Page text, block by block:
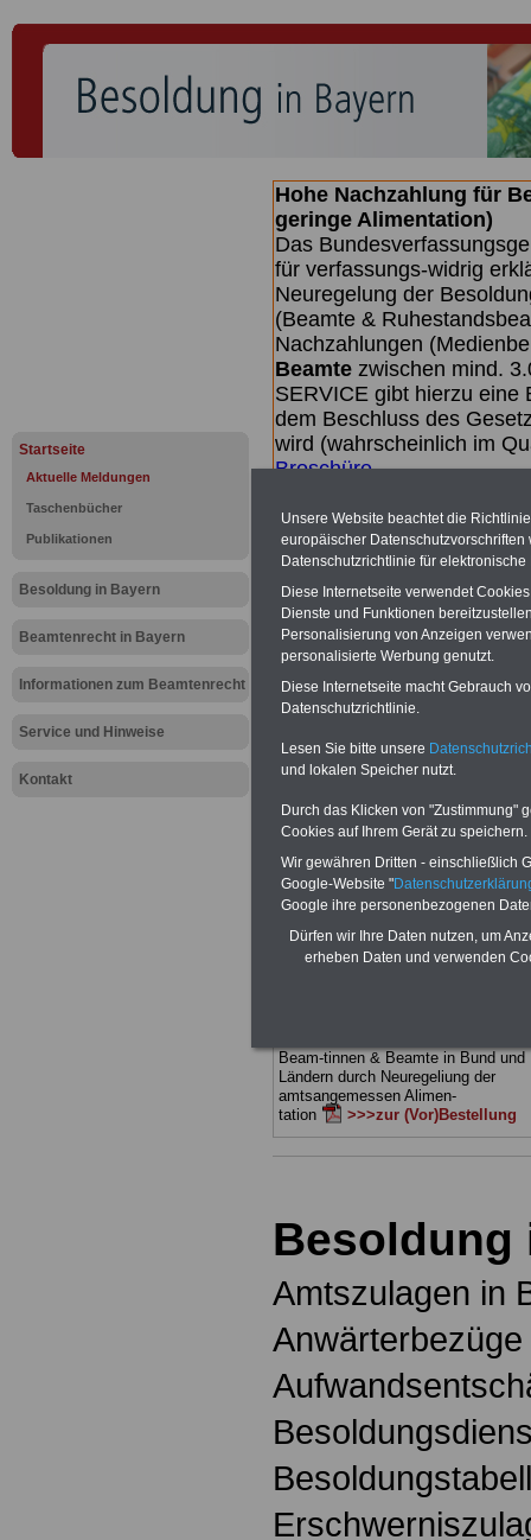
Startseite
Aktuelle Meldungen
Taschenbücher
Publikationen
Besoldung in Bayern
Beamtenrecht in Bayern
Informationen zum Beamtenrecht
Service und Hinweise
Kontakt
Hohe Nachzahlung für
geringe Alimentation)
Das
für verfassungs-widrig
Neuregelung der
(Beamte &
Nachzahlungen
Beamte zwischen mind.
SERVICE gibt hierzu eine
dem Beschluss des
wird (wahrscheinlich im
Broschüre.
Meldung
Neue
befristet
BEHÖRDEN-ABOmit drei
nur 25,00 Euro: Wissenswertes für
sorgungsrecht (Bund/Länder) sowie
Beihilferecht in Bund und Ländern.
drei Ratgeber sind übersichtlich
und erläutern auch komplizierte
Sachverhalte ver-ständlich (auch für
Mitarbeiterinnen und Mitarbeiter
öffentlichen Dienstes im Freistaat
Bayern
geeignet).
BEHÖRDEN-ABO
hier bestellen
Beam-tinnen & Beamte in Bund und
Ländern durch Neuregeliung der
amtsangemessen Alimen-
tation
>>>zur (Vor)Bestellung
Besoldung
Amtszulagen in
Unsere Website beachtet die
europäischer
Datenschutzrichtlinie für
Diese Internetseite verwendet
Dienste und Funktionen
Personalisierung von Anzeigen
personalisierte Werbung genutzt.
Diese Internetseite macht Gebrauch
Datenschutzrichtlinie.
Lesen Sie bitte unsere
und lokalen Speicher nutzt.
Durch das Klicken von "Zustimmung"
Cookies auf Ihrem Gerät zu speichern.
Wir gewähren Dritten - einschließlich
Google-Website "
Google ihre personenbezogenen
Dürfen wir Ihre Daten nutzen, um
erheben Daten und verwenden